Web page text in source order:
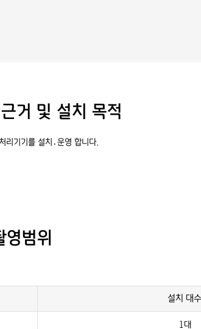
거 및 설치 목적
리기기를 설치․운영 합니다.
범위
설치 대수
1대